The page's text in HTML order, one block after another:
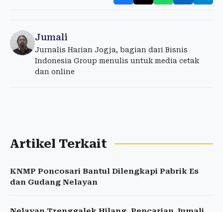
Jumali
Jurnalis Harian Jogja, bagian dari Bisnis
Indonesia Group menulis untuk media cetak
dan online
Artikel Terkait
KNMP Poncosari Bantul Dilengkapi Pabrik Es
dan Gudang Nelayan